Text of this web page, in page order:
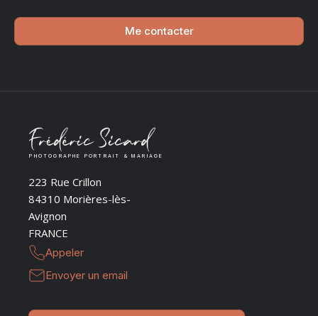
Me contacter
PHOTOGRAPHE PORTRAIT & MARIAGE
223 Rue Crillon
84310 Morières-lès-
Avignon
FRANCE
Appeler
Envoyer un email